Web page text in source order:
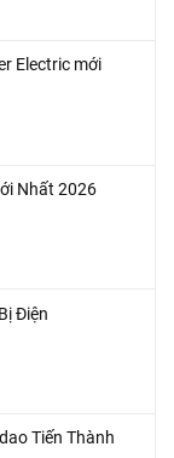
Electric mới
Nhất 2026
Điện
Tiến Thành